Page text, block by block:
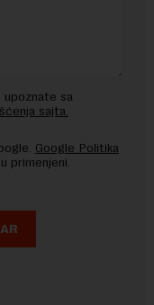
upoznate sa
sajta.
Google Politika
primenjeni.